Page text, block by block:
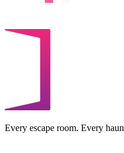
Every escape room. Every